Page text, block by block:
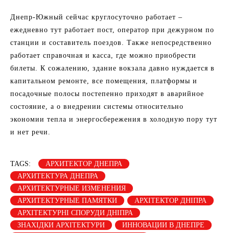
Днепр-Южный сейчас круглосуточно работает –
ежедневно тут работает пост, оператор при дежурном по
станции и составитель поездов. Также непосредственно
работает справочная и касса, где можно приобрести
билеты. К сожалению, здание вокзала давно нуждается в
капитальном ремонте, все помещения, платформы и
посадочные полосы постепенно приходят в аварийное
состояние, а о внедрении системы относительно
экономии тепла и энергосбережения в холодную пору тут
и нет речи.
TAGS:
АРХИТЕКТОР ДНЕПРА
АРХИТЕКТУРА ДНЕПРА
АРХИТЕКТУРНЫЕ ИЗМЕНЕНИЯ
АРХИТЕКТУРНЫЕ ПАМЯТКИ
АРХІТЕКТОР ДНІПРА
АРХІТЕКТУРНІ СПОРУДИ ДНІПРА
ЗНАХІДКИ АРХІТЕКТУРИ
ИННОВАЦИИ В ДНЕПРЕ